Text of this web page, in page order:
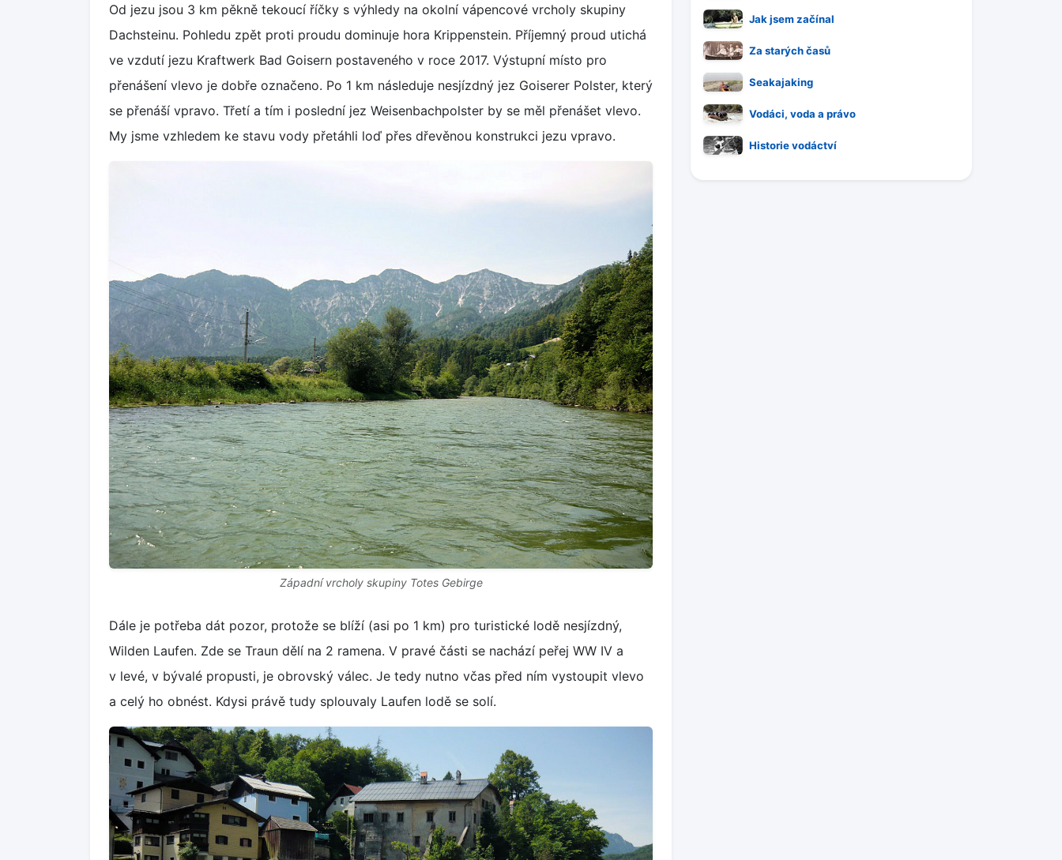
Od jezu jsou 3 km pěkně tekoucí říčky s výhledy na okolní vápencové vrcholy skupiny
Dachsteinu. Pohledu zpět proti proudu dominuje hora Krippenstein. Příjemný proud utichá
ve vzdutí jezu Kraftwerk Bad Goisern postaveného v roce 2017. Výstupní místo pro
přenášení vlevo je dobře označeno. Po 1 km následuje nesjízdný jez Goiserer Polster, který
se přenáší vpravo. Třetí a tím i poslední jez Weisenbachpolster by se měl přenášet vlevo.
My jsme vzhledem ke stavu vody přetáhli loď přes dřevěnou konstrukci jezu vpravo.
Západní vrcholy skupiny Totes Gebirge
Dále je potřeba dát pozor, protože se blíží (asi po 1 km) pro turistické lodě nesjízdný,
Wilden Laufen. Zde se Traun dělí na 2 ramena. V pravé části se nachází peřej WW IV a
v levé, v bývalé propusti, je obrovský válec. Je tedy nutno včas před ním vystoupit vlevo
a celý ho obnést. Kdysi právě tudy splouvaly Laufen lodě se solí.
Jak jsem začínal
Za starých časů
Seakajaking
Vodáci, voda a právo
Historie vodáctví